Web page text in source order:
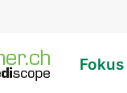
Fokus